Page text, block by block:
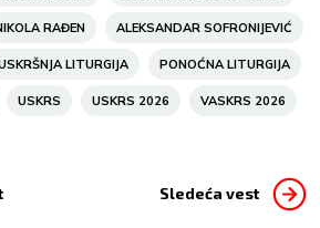
RAĐEN ALEKSANDAR SOFRONIJEVIĆ
LITURGIJA PONOĆNA LITURGIJA
USKRS USKRS 2026 VASKRS 2026
Sledeća vest